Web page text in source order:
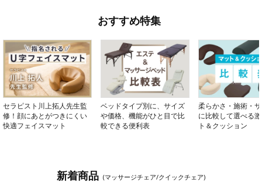
おすすめ特集
セラピスト川上拓人先生監
修！顔にあとがつきにくい
快適フェイスマット
ベッドタイプ別に、サイズ
や価格、機能がひと目で比
較できる便利表
柔らかさ・施術・
に比較して選べる
ト＆クッション
新着商品 (マッサージチェア/クイックチェア)